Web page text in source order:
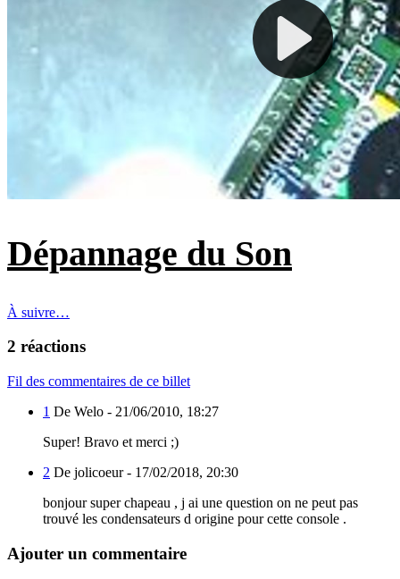
Dépannage du Son
À suivre…
2 réactions
Fil des commentaires de ce billet
1 De Welo - 21/06/2010, 18:27
Super! Bravo et merci ;)
2 De jolicoeur - 17/02/2018, 20:30
bonjour super chapeau , j ai une question on ne peut pas
trouvé les condensateurs d origine pour cette console .
Ajouter un commentaire